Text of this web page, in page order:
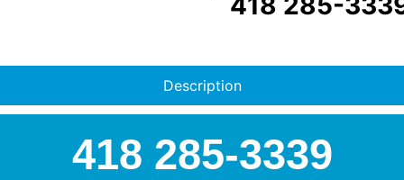
Description
418 285-3339